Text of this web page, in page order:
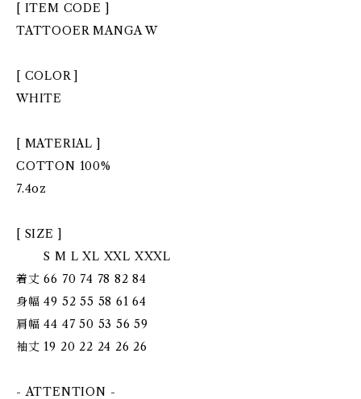
[ ITEM CODE ]
TATTOOER MANGA W
[ COLOR ]
WHITE
[ MATERIAL ]
COTTON 100%
7.4oz
[ SIZE ]
S M L XL XXL XXXL
着丈 66 70 74 78 82 84
身幅 49 52 55 58 61 64
肩幅 44 47 50 53 56 59
袖丈 19 20 22 24 26 26
- ATTENTION -